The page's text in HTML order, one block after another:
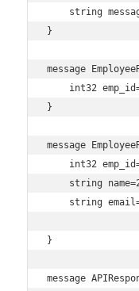
string
}
message
int32
}
message
int32
string
string
}
message